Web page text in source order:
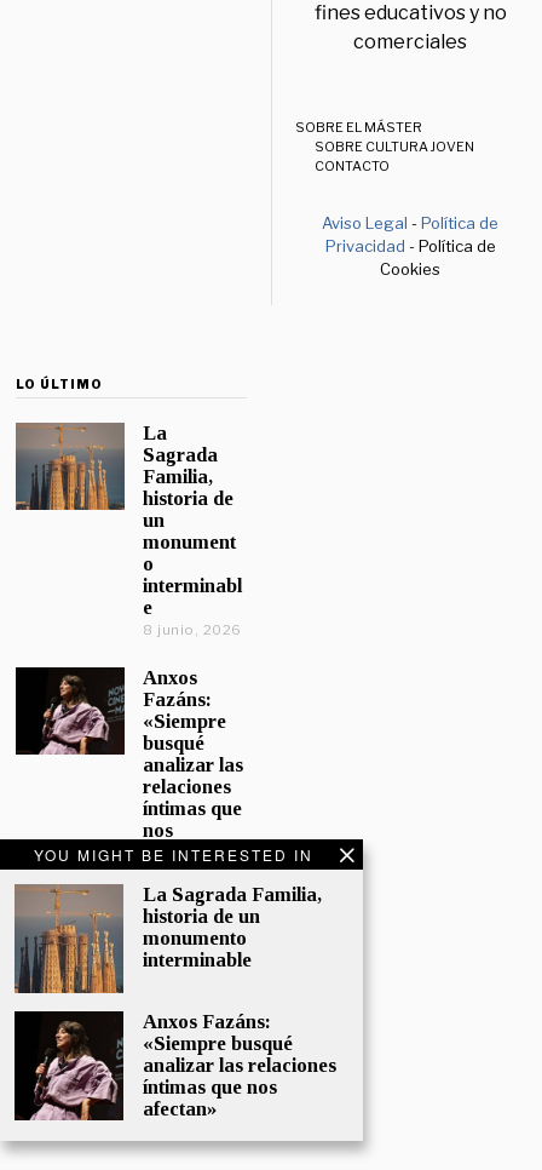
YOU MIGHT BE INTERESTED IN
La Sagrada Familia,
historia de un
monumento
interminable
Anxos Fazáns:
«Siempre busqué
analizar las relaciones
íntimas que nos
afectan»
fines educativos y no
comerciales
SOBRE EL MÁSTER
SOBRE CULTURA JOVEN
CONTACTO
Aviso Legal -Política de
Privacidad - Política de
Cookies
LO ÚLTIMO
La
Sagrada
Familia,
historia de
un
monument
o
interminabl
e
8 junio, 2026
Anxos
Fazáns:
«Siempre
busqué
analizar las
relaciones
íntimas que
nos
afectan»
5 junio, 2026
El hijo de la
cómica, el
homenaje
Sacristán a
Fernán
Gómez
28 mayo,
2026